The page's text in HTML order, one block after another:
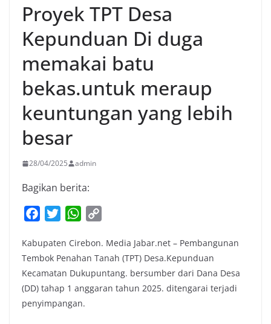
Proyek TPT Desa
Kepunduan Di duga
memakai batu
bekas.untuk meraup
keuntungan yang lebih
besar
28/04/2025 admin
Bagikan berita:
c
e
b
o
o
i
t
t
e
r
W
a
t
s
A
p
p
y
L
i
Kabupaten Cirebon. Media Jabar.net – Pembangunan
Tembok Penahan Tanah (TPT) Desa.Kepunduan
Kecamatan Dukupuntang. bersumber dari Dana Desa
(DD) tahap 1 anggaran tahun 2025. ditengarai terjadi
penyimpangan.